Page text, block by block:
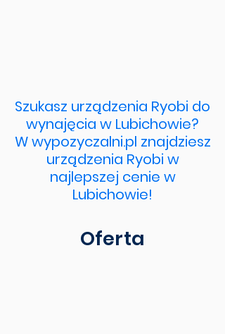
Szukasz urządzenia Ryobi do
wynajęcia w Lubichowie?
W wypozyczalni.pl znajdziesz
urządzenia Ryobi w
najlepszej cenie w
Lubichowie!
Oferta